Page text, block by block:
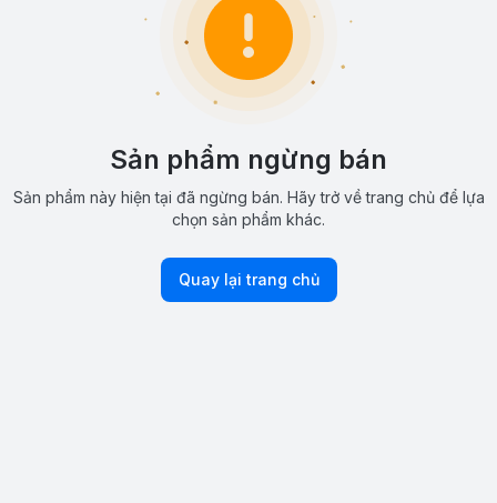
Sản phẩm ngừng bán
Sản phẩm này hiện tại đã ngừng bán. Hãy trở về trang chủ để lựa
chọn sản phẩm khác.
Quay lại trang chủ